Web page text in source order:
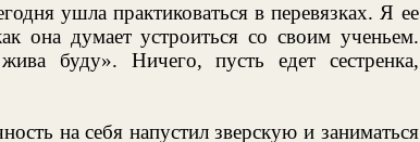
ушла практиковаться в перевязках. Я ее
она думает устроиться со своим ученьем.
буду». Ничего, пусть едет сестренка,
на себя напустил зверскую и заниматься